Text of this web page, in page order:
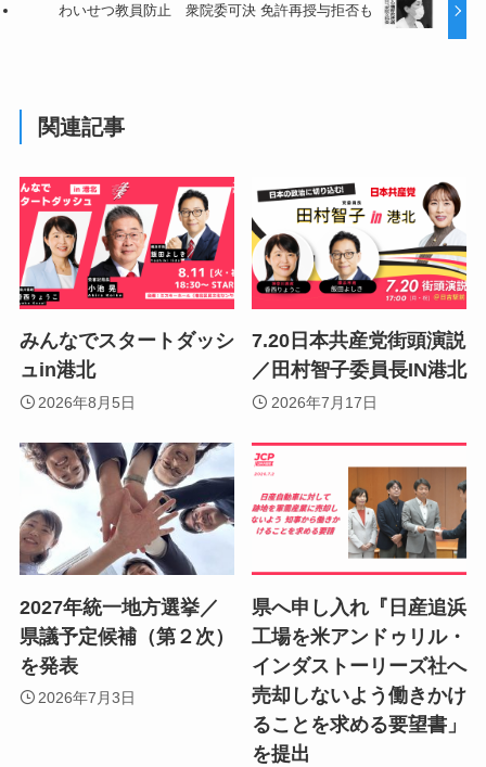
わいせつ教員防止 衆院委可決 免許再授与拒否も
関連記事
みんなでスタートダッシ
ュin港北
2026年8月5日
7.20日本共産党街頭演説
／田村智子委員長IN港北
2026年7月17日
2027年統一地方選挙／
県議予定候補（第２次）
を発表
2026年7月3日
県へ申し入れ『日産追浜
工場を米アンドゥリル・
インダストーリーズ社へ
売却しないよう働きかけ
ることを求める要望書」
を提出